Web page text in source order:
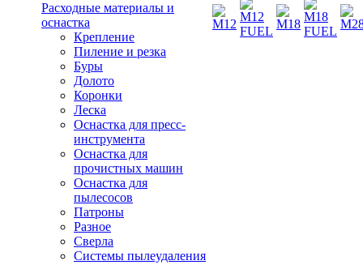
Расходные материалы и
оснастка
Крепление
Пиление и резка
Буры
Долото
Коронки
Леска
Оснастка для пресс-
инструмента
Оснастка для
прочистных машин
Оснастка для
пылесосов
Патроны
Разное
Сверла
Системы пылеудаления